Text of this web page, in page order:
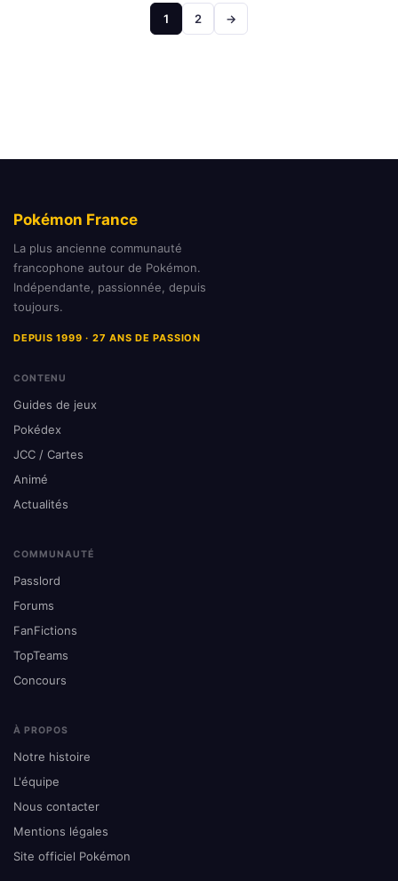
Pagination
1 2 →
Pokémon France
La plus ancienne communauté
francophone autour de Pokémon.
Indépendante, passionnée, depuis
toujours.
DEPUIS 1999 · 27 ANS DE PASSION
CONTENU
Guides de jeux
Pokédex
JCC / Cartes
Animé
Actualités
COMMUNAUTÉ
Passlord
Forums
FanFictions
TopTeams
Concours
À PROPOS
Notre histoire
L'équipe
Nous contacter
Mentions légales
Site officiel Pokémon